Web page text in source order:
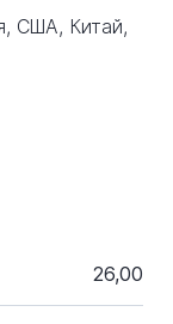
США, Китай,
26,00